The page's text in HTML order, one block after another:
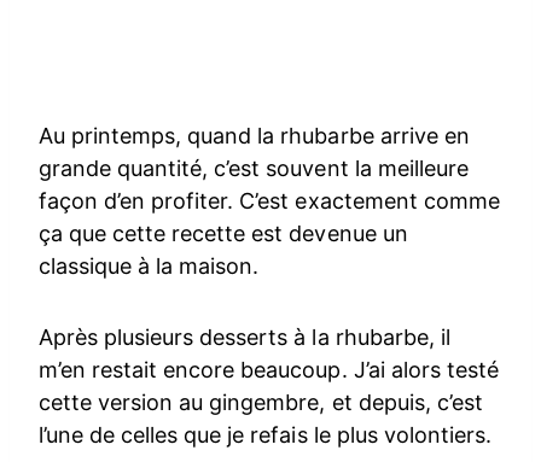
Au printemps, quand la rhubarbe arrive en
grande quantité, c’est souvent la meilleure
façon d’en profiter. C’est exactement comme
ça que cette recette est devenue un
classique à la maison.
Après plusieurs desserts à la rhubarbe, il
m’en restait encore beaucoup. J’ai alors testé
cette version au gingembre, et depuis, c’est
l’une de celles que je refais le plus volontiers.